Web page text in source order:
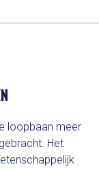
loopbaan meer
Het